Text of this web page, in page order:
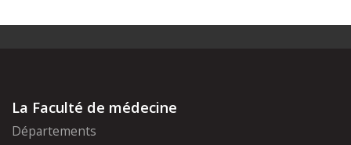
La Faculté de médecine
Départements